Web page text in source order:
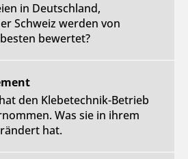
in Deutschland,
Schweiz werden von
bewertet?
den Klebetechnik-Betrieb
Was sie in ihrem
hat.